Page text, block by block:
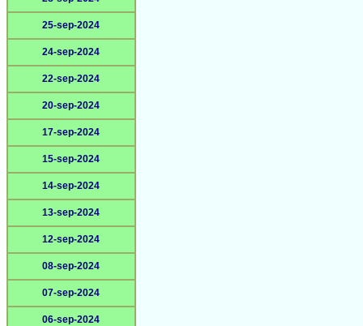
25-sep-2024
24-sep-2024
22-sep-2024
20-sep-2024
17-sep-2024
15-sep-2024
14-sep-2024
13-sep-2024
12-sep-2024
08-sep-2024
07-sep-2024
06-sep-2024